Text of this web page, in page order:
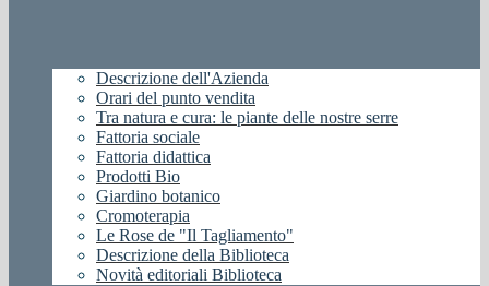
Descrizione dell'Azienda
Orari del punto vendita
Tra natura e cura: le piante delle nostre serre
Fattoria sociale
Fattoria didattica
Prodotti Bio
Giardino botanico
Cromoterapia
Le Rose de "Il Tagliamento"
Descrizione della Biblioteca
Novità editoriali Biblioteca